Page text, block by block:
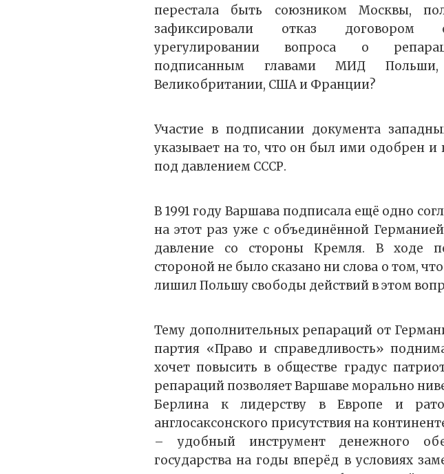
перестала быть союзником Москвы,
зафиксировали отказ договором
урегулировании вопроса о
подписанным главами МИД
Великобритании, США и Франции?
Участие в подписании документа
указывает на то, что он был ими одобрен и
под давлением СССР.
В 1991 году Варшава подписала ещё одно
на этот раз уже с объединённой
давление со стороны Кремля. В ходе
стороной не было сказано ни слова о том,
лишил Польшу свободы действий в этом
Тему дополнительных репараций от
партия «Право и справедливость»
хочет повысить в обществе градус
репараций позволяет Варшаве морально
Берлина к лидерству в Европе и
англосаксонского присутствия на
– удобный инструмент денежного
государства на годы вперёд в условиях